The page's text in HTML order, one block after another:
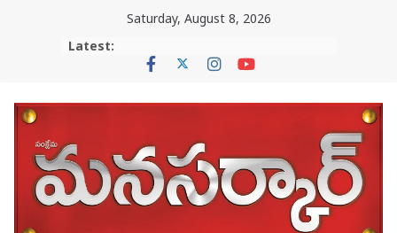
Saturday, August 8, 2026
Latest: